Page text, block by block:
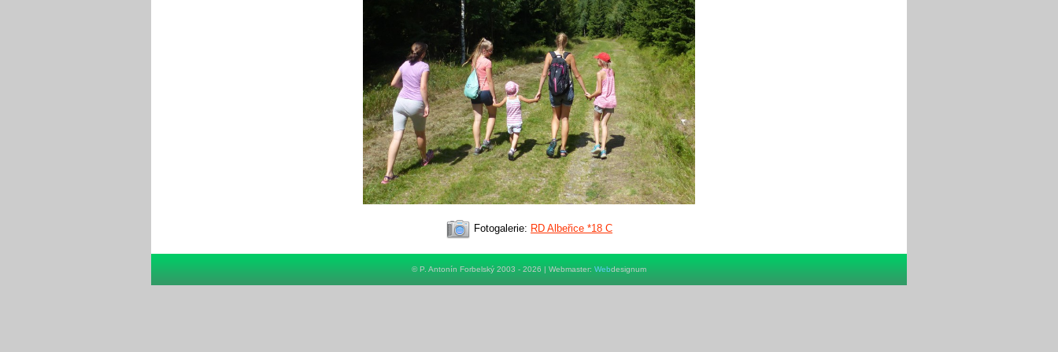
Fotogalerie: RD Albeřice *18 C
© P. Antonín Forbelský 2003 - 2026 | Webmaster: Webdesignum